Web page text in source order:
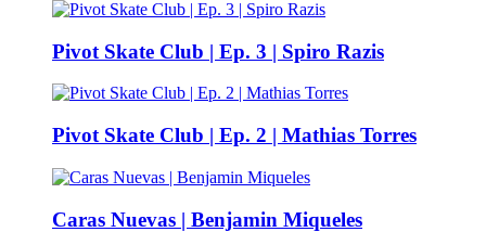
Pivot Skate Club | Ep. 3 | Spiro Razis
Pivot Skate Club | Ep. 2 | Mathias Torres
Caras Nuevas | Benjamin Miqueles